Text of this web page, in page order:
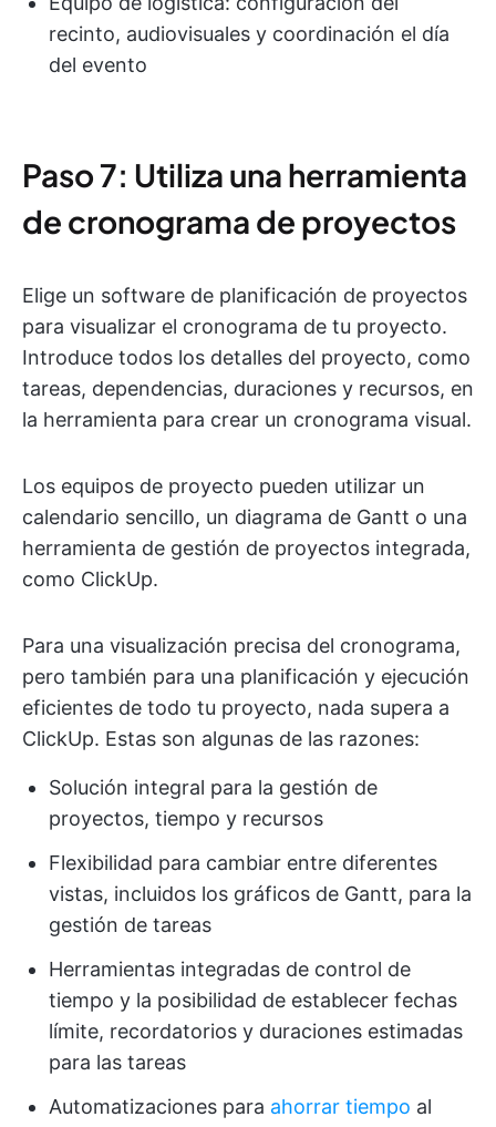
recinto, audiovisuales y coordinación el día
del evento
Paso 7: Utiliza una herramienta
de cronograma de proyectos
Elige un software de planificación de proyectos
para visualizar el cronograma de tu proyecto.
Introduce todos los detalles del proyecto, como
tareas, dependencias, duraciones y recursos, en
la herramienta para crear un cronograma visual.
Los equipos de proyecto pueden utilizar un
calendario sencillo, un diagrama de Gantt o una
herramienta de gestión de proyectos integrada,
como ClickUp.
Para una visualización precisa del cronograma,
pero también para una planificación y ejecución
eficientes de todo tu proyecto, nada supera a
ClickUp. Estas son algunas de las razones:
Solución integral para la gestión de
proyectos, tiempo y recursos
Flexibilidad para cambiar entre diferentes
vistas, incluidos los gráficos de Gantt, para la
gestión de tareas
Herramientas integradas de control de
tiempo y la posibilidad de establecer fechas
límite, recordatorios y duraciones estimadas
para las tareas
Automatizaciones para ahorrar tiempo al